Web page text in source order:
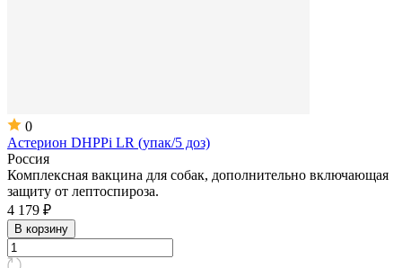
0
Астерион DHPPi LR (упак/5 доз)
Россия
Комплексная вакцина для собак, дополнительно включающая
защиту от лептоспироза.
4 179 ₽
В корзину